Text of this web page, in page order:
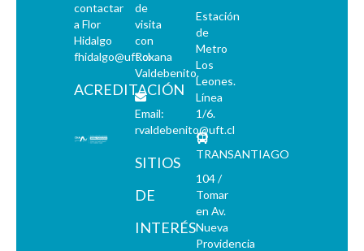
contactar
a Flor
Hidalgo
fhidalgo@uft.cl
ACREDITACIÓN
de
visita
con
Roxana
Valdebenito.
Email:
rvaldebenito@uft.cl
SITIOS
DE
INTERÉS
Estación
de
Metro
Los
Leones.
Línea
1/6.
TRANSANTIAGO
104 /
Tomar
en Av.
Nueva
Providencia